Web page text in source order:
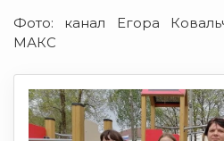
Фото: канал Егора
МАКС